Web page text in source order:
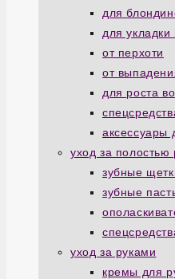
для
для укладки
от перхоти
от
для роста
аксессуары
уход за полостью
зубные
зубные
уход за руками
кремы для